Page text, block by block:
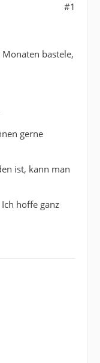
#1
bastele,
gerne
ist, kann man
hoffe ganz